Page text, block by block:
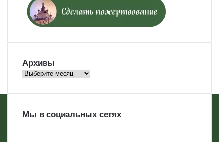
Архивы
Архивы
Мы в социальных сетях